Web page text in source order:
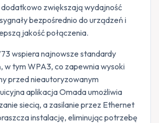
zwiększają wydajność
bezpośrednio do urządzeń i
jakość połączenia.
wspiera najnowsze standardy
w tym WPA3, co zapewnia wysoki
przed nieautoryzowanym
aplikacja Omada umożliwia
siecią, a zasilanie przez Ethernet
instalację, eliminując potrzebę